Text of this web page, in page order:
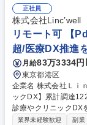
ンター担当
正社員
株式会社Linc’well
リモート可 【
超/医療DX推進
月給83万3334円
東京都港区
企業名 株式会社Ｌｉｎｃ’ｗｅｌｌ 求人名
ックDX】累計調達122億円超/
診療やクリニックDX
立案、課題を解決す
業界未経験歓迎 副業